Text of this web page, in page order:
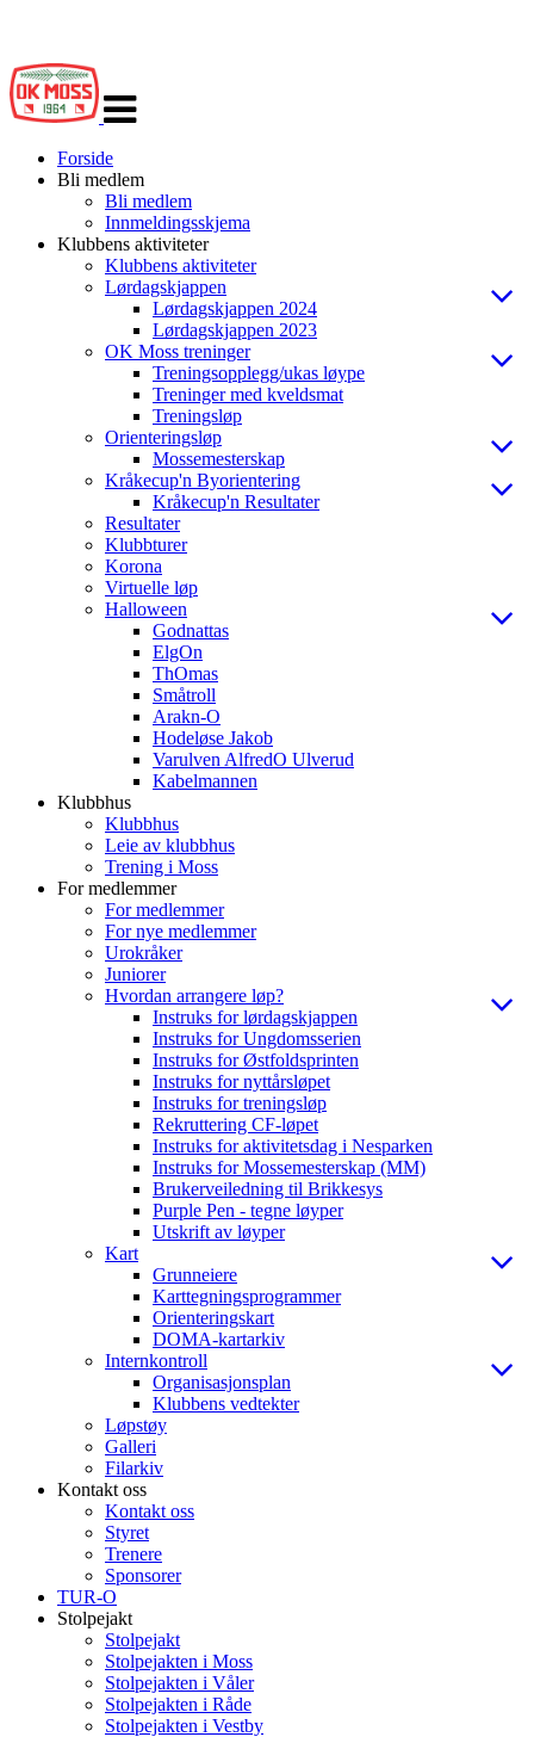
navigasjon
Forside
Bli medlem
Bli medlem
Innmeldingsskjema
Klubbens aktiviteter
Klubbens aktiviteter
Lørdagskjappen
Lørdagskjappen 2024
Lørdagskjappen 2023
OK Moss treninger
Treningsopplegg/ukas løype
Treninger med kveldsmat
Treningsløp
Orienteringsløp
Mossemesterskap
Kråkecup'n Byorientering
Kråkecup'n Resultater
Resultater
Klubbturer
Korona
Virtuelle løp
Halloween
Godnattas
ElgOn
ThOmas
Småtroll
Arakn-O
Hodeløse Jakob
Varulven AlfredO Ulverud
Kabelmannen
Klubbhus
Klubbhus
Leie av klubbhus
Trening i Moss
For medlemmer
For medlemmer
For nye medlemmer
Urokråker
Juniorer
Hvordan arrangere løp?
Instruks for lørdagskjappen
Instruks for Ungdomsserien
Instruks for Østfoldsprinten
Instruks for nyttårsløpet
Instruks for treningsløp
Rekruttering CF-løpet
Instruks for aktivitetsdag i Nesparken
Instruks for Mossemesterskap (MM)
Brukerveiledning til Brikkesys
Purple Pen - tegne løyper
Utskrift av løyper
Kart
Grunneiere
Karttegningsprogrammer
Orienteringskart
DOMA-kartarkiv
Internkontroll
Organisasjonsplan
Klubbens vedtekter
Løpstøy
Galleri
Filarkiv
Kontakt oss
Kontakt oss
Styret
Trenere
Sponsorer
TUR-O
Stolpejakt
Stolpejakt
Stolpejakten i Moss
Stolpejakten i Våler
Stolpejakten i Råde
Stolpejakten i Vestby